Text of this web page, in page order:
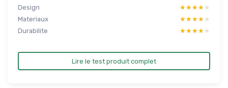
Design
★★★★★
★★★★★
Materiaux
★★★★★
★★★★★
Durabilite
★★★★★
★★★★★
Lire le test produit complet